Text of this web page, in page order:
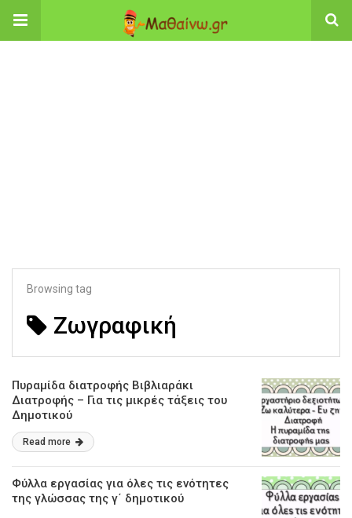
Browsing tag
Ζωγραφική
Πυραμίδα διατροφής Βιβλιαράκι
Διατροφής – Για τις μικρές τάξεις του
Δημοτικού
Read more
Φύλλα εργασίας για όλες τις ενότητες
της γλώσσας της γ΄ δημοτικού